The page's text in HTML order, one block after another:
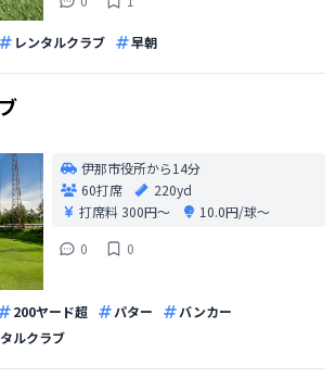
レンタルクラブ 早朝
伊那市役所から14分
60打席
220yd
打席料300円〜
10.0円/球〜
0
0
200ヤード超 パター
バンカー
ルクラブ